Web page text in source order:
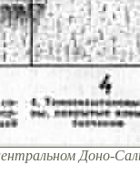
Доно-